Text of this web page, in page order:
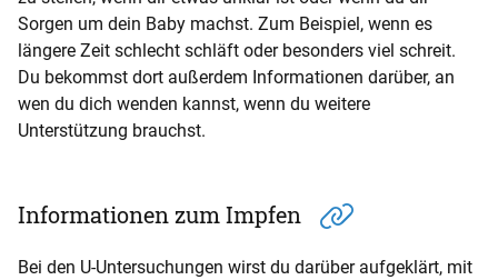
Sorgen um dein Baby machst. Zum Beispiel, wenn es
längere Zeit schlecht schläft oder besonders viel schreit.
Du bekommst dort außerdem Informationen darüber, an
wen du dich wenden kannst, wenn du weitere
Unterstützung brauchst.
Informationen zum Impfen
Bei den U-Untersuchungen wirst du darüber aufgeklärt, mit